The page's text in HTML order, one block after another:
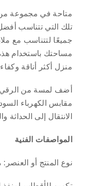
متاحة في مجموعة من
تلك التي تتناسب
جميعًا لتتناسب مع
مساحتك باستخدام
منزل أكثر أناقة
أضف لمسة من
مقابس الكهرباء
الانتقال إلى الحداثة
المواصفات الفنية
نوع المنتج أو